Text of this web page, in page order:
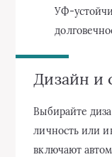
УФ-
Дизайн и
Выбирайте
личность или
включают